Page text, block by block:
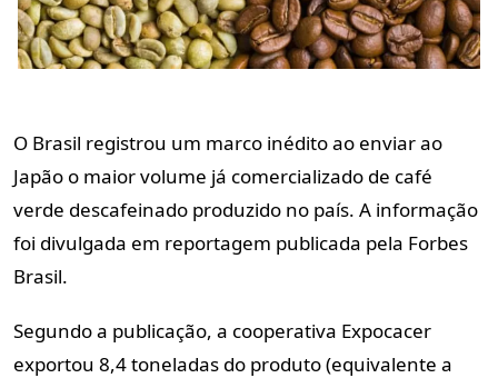
O Brasil registrou um marco inédito ao enviar ao
Japão o maior volume já comercializado de café
verde descafeinado produzido no país. A informação
foi divulgada em reportagem publicada pela Forbes
Brasil.
Segundo a publicação, a cooperativa Expocacer
exportou 8,4 toneladas do produto (equivalente a